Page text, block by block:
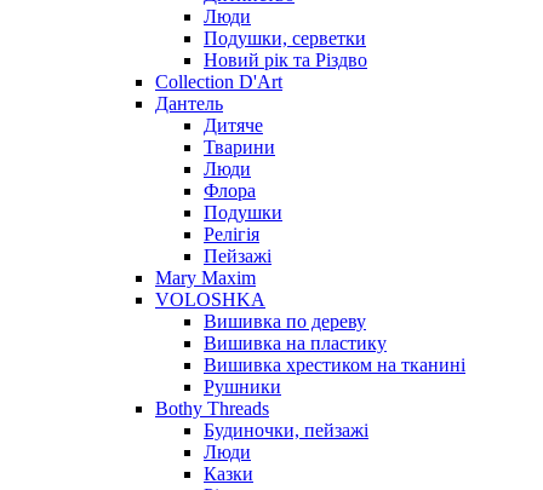
Люди
Подушки, серветки
Новий рік та Різдво
Collection D'Art
Дантель
Дитяче
Тварини
Люди
Флора
Подушки
Релігія
Пейзажі
Mary Maxim
VOLOSHKA
Вишивка по дереву
Вишивка на пластику
Вишивка хрестиком на тканині
Рушники
Bothy Threads
Будиночки, пейзажі
Люди
Казки